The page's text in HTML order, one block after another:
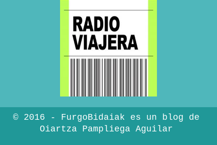
© 2016 - FurgoBidaiak es un blog de
Oiartza Pampliega Aguilar